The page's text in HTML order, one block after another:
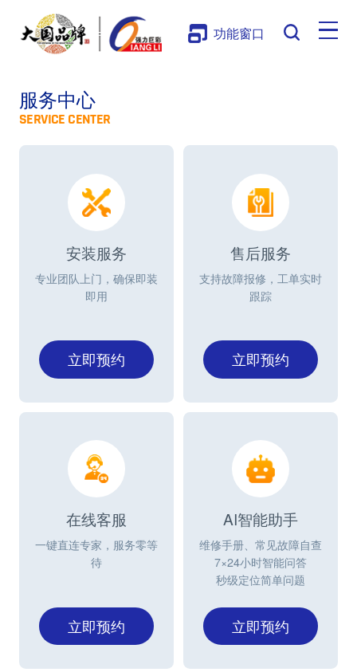
功能窗口
服务中心
SERVICE CENTER
安装服务
专业团队上门，确保即装
即用
立即预约
售后服务
支持故障报修，工单实时
跟踪
立即预约
在线客服
一键直连专家，服务零等
待
立即预约
AI智能助手
维修手册、常见故障自查
7×24小时智能问答
秒级定位简单问题
立即预约